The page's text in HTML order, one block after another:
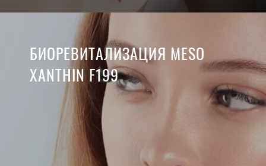
БИОРЕВИТАЛИЗАЦИЯ MESO
XANTHIN F199